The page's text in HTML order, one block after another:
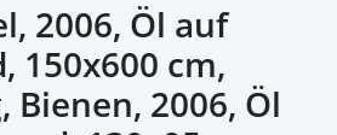
2006, Öl auf
150x600 cm,
Bienen, 2006, Öl